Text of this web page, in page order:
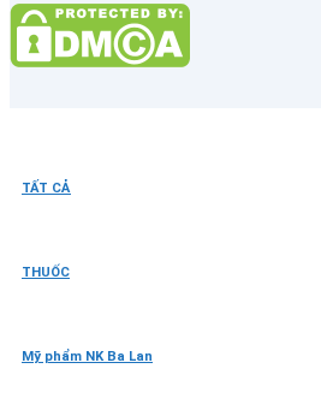
TẤT CẢ
THUỐC
Mỹ phẩm NK Ba Lan